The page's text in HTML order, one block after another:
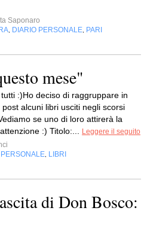
Saponaro
DIARIO PERSONALE PARI
mese"
:)Ho deciso di raggruppare in
post alcuni libri usciti negli scorsi
se uno di loro attirerà la
:) Titolo:...
Leggere il seguito
PERSONALE LIBRI
di Don Bosco: